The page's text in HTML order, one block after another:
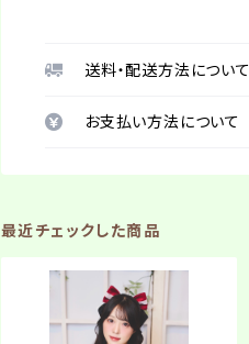
送料・配送方法について
お支払い方法について
最近チェックした商品